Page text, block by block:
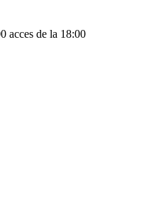
acces de la 18:00